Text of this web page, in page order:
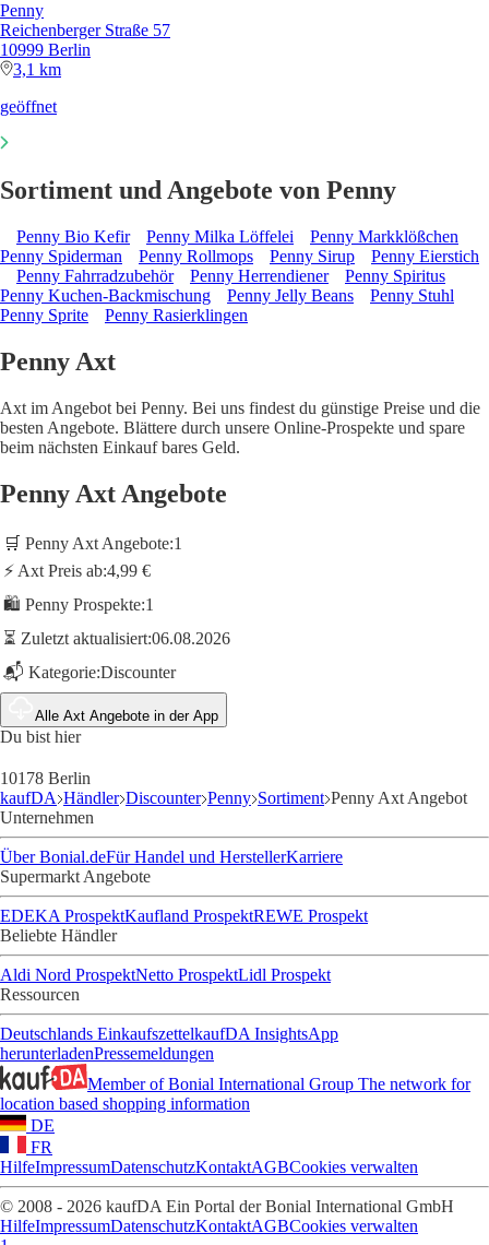
Penny
Reichenberger Straße 57
10999 Berlin
3,1 km
geöffnet
Sortiment und Angebote von Penny
Penny Bio Kefir Penny Milka Löffelei
Penny Markklößchen
Penny Spiderman
Penny Rollmops Penny Sirup
Penny Eierstich
Penny Fahrradzubehör
Penny Herrendiener
Penny Spiritus
Penny Kuchen-Backmischung
Penny Jelly Beans
Penny Stuhl
Penny Sprite
Penny Rasierklingen
Penny Axt
Axt im Angebot bei Penny. Bei uns findest du günstige Preise und die
besten Angebote. Blättere durch unsere Online-Prospekte und spare
beim nächsten Einkauf bares Geld.
Penny Axt Angebote
🛒 Penny Axt Angebote:1
⚡ Axt Preis ab:4,99 €
🛍️ Penny Prospekte:1
⏳ Zuletzt aktualisiert:06.08.2026
📬 Kategorie:Discounter
Alle Axt Angebote in der App
Du bist hier
10178 Berlin
kaufDA Händler Discounter Penny Sortiment Penny Axt Angebot
Unternehmen
Über Bonial.deFür Handel und HerstellerKarriere
Supermarkt Angebote
EDEKA ProspektKaufland ProspektREWE Prospekt
Beliebte Händler
Aldi Nord ProspektNetto ProspektLidl Prospekt
Ressourcen
Deutschlands EinkaufszettelkaufDA InsightsApp
herunterladenPressemeldungen
Member of Bonial International Group The network for
location based shopping information
DE
FR
HilfeImpressumDatenschutzKontaktAGBCookies verwalten
© 2008 - 2026 kaufDA Ein Portal der Bonial International GmbH
HilfeImpressumDatenschutzKontaktAGBCookies verwalten